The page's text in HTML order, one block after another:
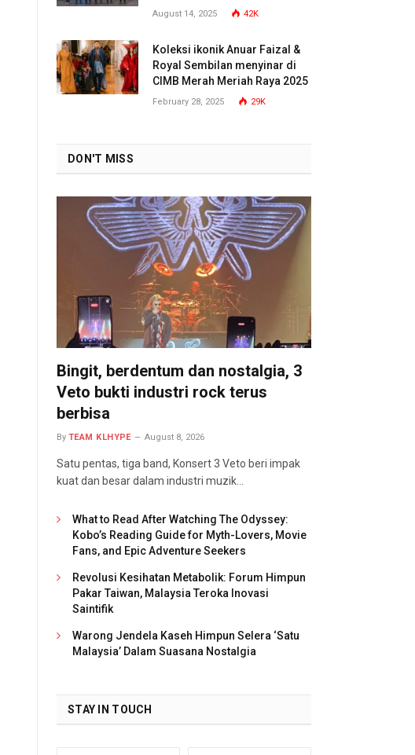
Malaysia
August 14, 2025 42K
Koleksi ikonik Anuar Faizal &
Royal Sembilan menyinar di
CIMB Merah Meriah Raya 2025
February 28, 2025 29K
DON'T MISS
Bingit, berdentum dan nostalgia, 3
Veto bukti industri rock terus
berbisa
By TEAM KLHYPE August 8, 2026
Satu pentas, tiga band, Konsert 3 Veto beri impak
kuat dan besar dalam industri muzik…
What to Read After Watching The Odyssey:
Kobo’s Reading Guide for Myth-Lovers, Movie
Fans, and Epic Adventure Seekers
Revolusi Kesihatan Metabolik: Forum Himpun
Pakar Taiwan, Malaysia Teroka Inovasi
Saintifik
Warong Jendela Kaseh Himpun Selera ‘Satu
Malaysia’ Dalam Suasana Nostalgia
STAY IN TOUCH